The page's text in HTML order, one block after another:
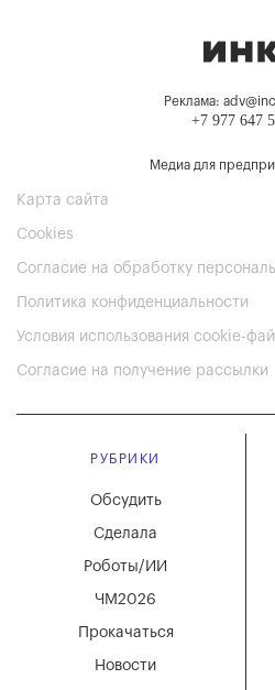
Реклама:
+7 977 647
Медиа для
Карта сайта
Cookies
Согласие на обработку
Политика конфиденциальности
Условия использования cookie-
Согласие на получение рассылки
РУБРИКИ
Новости
Обсудить
Сделала
Роботы/ИИ
ЧМ2026
Прокачаться